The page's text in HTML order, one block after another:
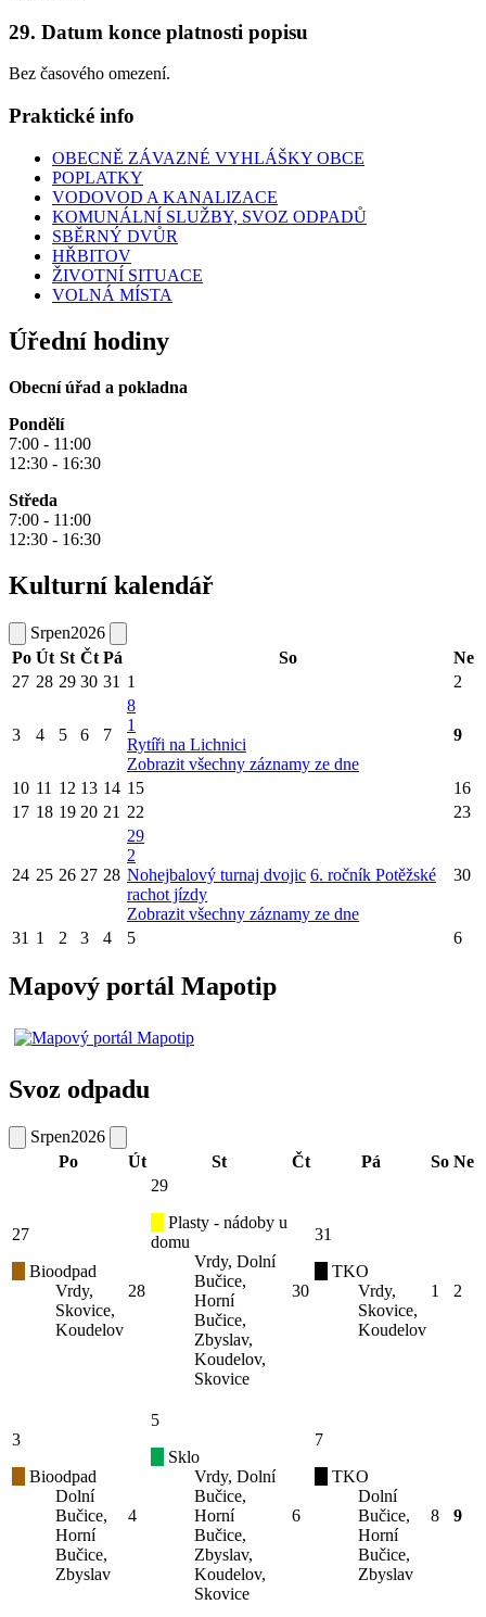
29. Datum konce platnosti popisu
Bez časového omezení.
Praktické info
OBECNĚ ZÁVAZNÉ VYHLÁŠKY OBCE
POPLATKY
VODOVOD A KANALIZACE
KOMUNÁLNÍ SLUŽBY, SVOZ ODPADŮ
SBĚRNÝ DVŮR
HŘBITOV
ŽIVOTNÍ SITUACE
VOLNÁ MÍSTA
Úřední hodiny
Obecní úřad a pokladna
Pondělí
7:00 - 11:00
12:30 - 16:30
Středa
7:00 - 11:00
12:30 - 16:30
Kulturní kalendář
Srpen2026
Po Út St Čt Pá So
Ne
27 28 29 30 31 1 2
3 4 5 6 7
8
1
Rytíři na Lichnici
Zobrazit všechny záznamy ze dne
9
10 11 12 13 14 15
16
17 18 19 20 21 22 23
24 25 26 27 28
29
2
Nohejbalový turnaj dvojic 6. ročník Potěžské
rachot jízdy
Zobrazit všechny záznamy ze dne
30
31 1 2 3 4 5 6
Mapový portál Mapotip
Svoz odpadu
Srpen2026
Po
Út St Čt Pá So Ne
27
Bioodpad
Vrdy,
Skovice,
Koudelov
28
29
Plasty - nádoby u
domu
Vrdy, Dolní
Bučice,
Horní
Bučice,
Zbyslav,
Koudelov,
Skovice
30
31
TKO
Vrdy,
Skovice,
Koudelov
1 2
3
Bioodpad
Dolní
Bučice,
Horní
Bučice,
Zbyslav
4
5
Sklo
Vrdy, Dolní
Bučice,
Horní
Bučice,
Zbyslav,
Koudelov,
Skovice
6
7
TKO
Dolní
Bučice,
Horní
Bučice,
Zbyslav
8 9